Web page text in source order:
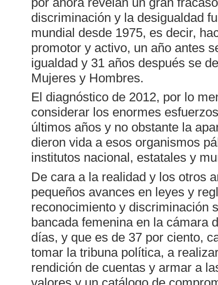
discriminación y la desigualdad
mundial desde 1975, es decir,
promotor y activo, un año antes
igualdad y 31 años después se
Mujeres y Hombres.
El diagnóstico de 2012, por lo
considerar los enormes
últimos años y no obstante la
dieron vida a esos organismos
institutos nacional, estatales y
De cara a la realidad y los otros
pequeños avances en leyes y
reconocimiento y discriminación
bancada femenina en la cámara
días, y que es de 37 por ciento,
tomar la tribuna política, a
rendición de cuentas y armar a